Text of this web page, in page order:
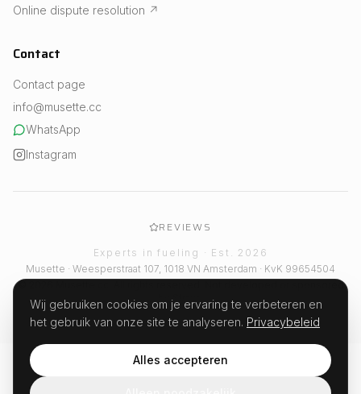
Online dispute resolution ↗
Contact
Contact page
info@musette.cc
WhatsApp
Instagram
REVIEWS
Experts in fueling · Est. 2026
Musette · Weesperstraat 107, 1018 VN Amsterdam · KvK 99654504
© 2026 Musette.cc. All rights reserved. Not developed or sponsored
by Strava.
Wij gebruiken cookies om je ervaring te verbeteren en
het gebruik van onze site te analyseren. Privacybeleid
Alles accepteren